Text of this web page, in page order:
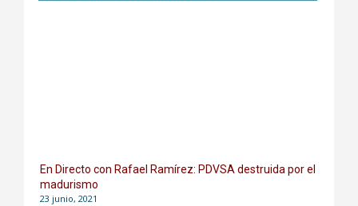
En Directo con Rafael Ramírez: PDVSA destruida por el
madurismo
23 junio, 2021